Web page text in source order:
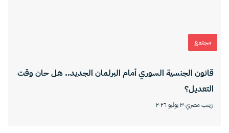
مجتمع
قانون الجنسية السوري أمام البرلمان الجديد.. هل حان وقت
التعديل؟
زينب مصري٣٠ يوليو ٢٠٢٦